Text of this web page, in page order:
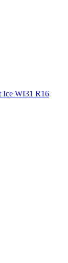
WI31 R16